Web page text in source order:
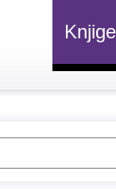
Knjige